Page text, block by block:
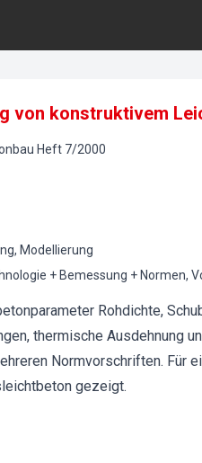
von konstruktivem
Heft 7/2000
Modellierung
+ Bemessung + Normen,
Rohdichte,
thermische Ausdehnung
Normvorschriften. Für
gezeigt.